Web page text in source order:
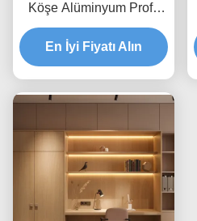
Köşe Alüminyum Profil
Gümüş Sıva Altı
En İyi Fiyatı Alın